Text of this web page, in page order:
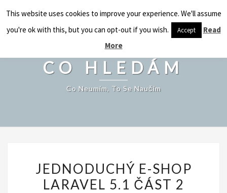
CO HLEDÁM
CO HLEDÁM
Co Neumím, To Se Naučím
E-
SHOP
JEDNODUCHÝ E-SHOP
LARAVEL 5.1 ČÁST 2
This website uses cookies to improve your experience. We'll assume
you're ok with this, but you can opt-out if you wish.
Accept
Read
More